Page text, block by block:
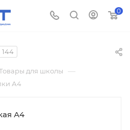
0
144
для школы —
А4
А4